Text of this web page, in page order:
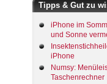
Tipps & Gut zu
iPhone im
und Sonne
iPhone
Numsy:
Taschenrechner